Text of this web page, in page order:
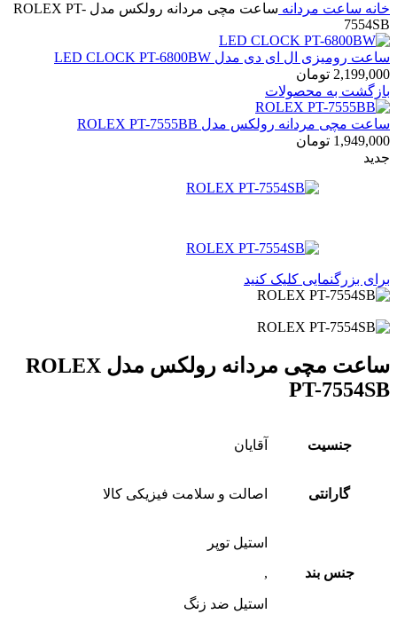
خانه ساعت مردانه
ساعت مچی مردانه رولکس مدل ROLEX PT-
7554SB
ساعت رومیزی ال ای دی مدل LED CLOCK PT-6800BW
2,199,000 تومان
بازگشت به محصولات
ساعت مچی مردانه رولکس مدل ROLEX PT-7555BB
1,949,000 تومان
جدید
برای بزرگنمایی کلیک کنید
ساعت مچی مردانه رولکس مدل ROLEX
PT-7554SB
جنسیت آقایان
گارانتی اصالت و سلامت فیزیکی کالا
جنس بند
استیل توپر
,
استیل ضد زنگ